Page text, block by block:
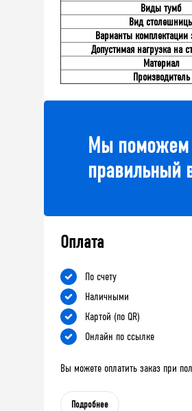
Виды тумб
Вид
Варианты комплектации
Допустимая нагрузка на
Материал
Производитель
Мы поможем
правильный
Оплата
По счету
Наличными
Картой (по QR)
Онлайн по ссылке
Вы можете оплатить заказ при
Подробнее